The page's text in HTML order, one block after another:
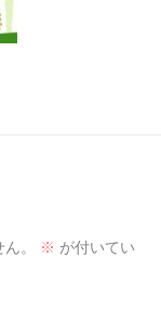
。 ※ が付いてい